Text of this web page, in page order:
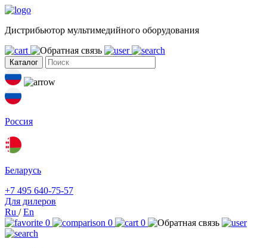
Дистрибьютор мультимедийного оборудования
Каталог
Россия
Беларусь
+7 495 640-75-57
Для дилеров
Ru /En
0
0 0